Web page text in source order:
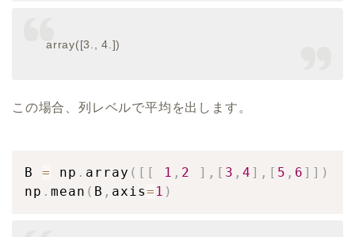
array([3., 4.])
この場合、列レベルで平均を出します。
B = np . array ( [ [ 1 , 2 ] , [ 3 , 4 ] , [ 5 , 6 ] ] )
np . mean ( B , axis= 1 )